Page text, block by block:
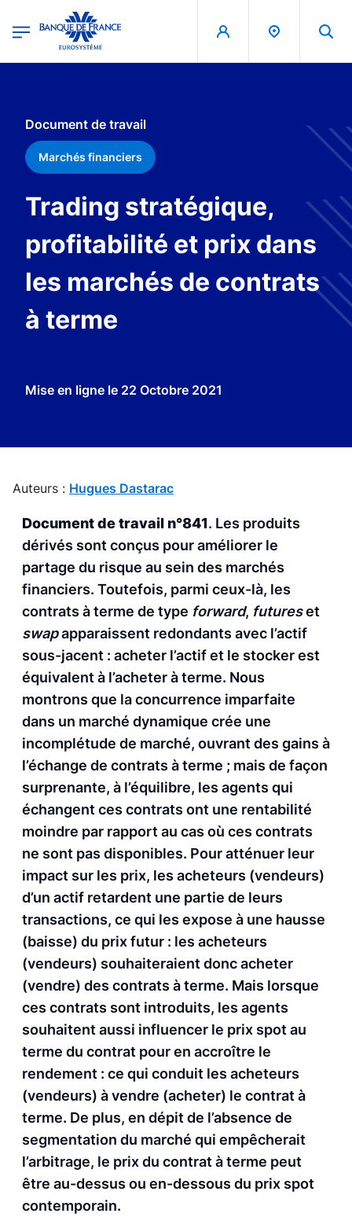
Banque de France - Menu Principal
Document de travail
Marchés financiers
Trading stratégique,
profitabilité et prix dans
les marchés de contrats
à terme
Mise en ligne le 22 Octobre 2021
Auteurs : Hugues Dastarac
Document de travail n°841. Les produits
dérivés sont conçus pour améliorer le
partage du risque au sein des marchés
financiers. Toutefois, parmi ceux-là, les
contrats à terme de type forward, futureset
swapapparaissent redondants avec l’actif
sous-jacent : acheter l’actif et le stocker est
équivalent à l’acheter à terme. Nous
montrons que la concurrence imparfaite
dans un marché dynamique crée une
incomplétude de marché, ouvrant des gains à
l’échange de contrats à terme ; mais de façon
surprenante, à l’équilibre, les agents qui
échangent ces contrats ont une rentabilité
moindre par rapport au cas où ces contrats
ne sont pas disponibles. Pour atténuer leur
impact sur les prix, les acheteurs (vendeurs)
d’un actif retardent une partie de leurs
transactions, ce qui les expose à une hausse
(baisse) du prix futur : les acheteurs
(vendeurs) souhaiteraient donc acheter
(vendre) des contrats à terme. Mais lorsque
ces contrats sont introduits, les agents
souhaitent aussi influencer le prix spot au
terme du contrat pour en accroître le
rendement : ce qui conduit les acheteurs
(vendeurs) à vendre (acheter) le contrat à
terme. De plus, en dépit de l’absence de
segmentation du marché qui empêcherait
l’arbitrage, le prix du contrat à terme peut
être au-dessus ou en-dessous du prix spot
contemporain.